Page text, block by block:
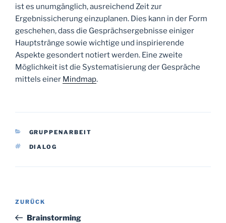
ist es unumgänglich, ausreichend Zeit zur
Ergebnissicherung einzuplanen. Dies kann in der Form
geschehen, dass die Gesprächsergebnisse einiger
Hauptstränge sowie wichtige und inspirierende
Aspekte gesondert notiert werden. Eine zweite
Möglichkeit ist die Systematisierung der Gespräche
mittels einer Mindmap.
KATEGORIEN
GRUPPENARBEIT
SCHLAGWÖRTER
DIALOG
Beitragsnavigation
Vorheriger
Beitrag
ZURÜCK
Brainstorming